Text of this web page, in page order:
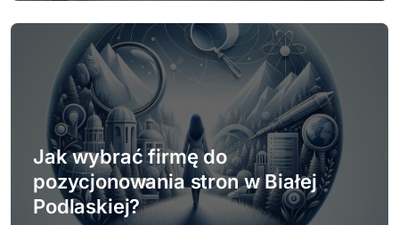
Jak wybrać firmę do
pozycjonowania stron w Białej
Podlaskiej?